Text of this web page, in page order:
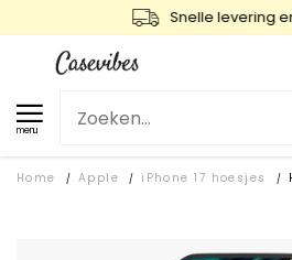
Snelle levering en
menu
Home / Apple / iPhone 17 hoesjes /